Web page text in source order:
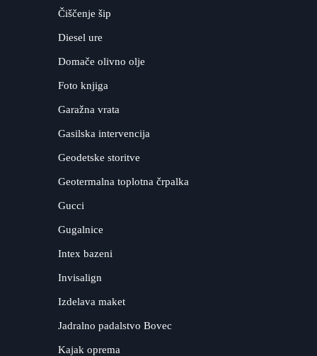
Čiščenje šip
Diesel ure
Domače olivno olje
Foto knjiga
Garažna vrata
Gasilska intervencija
Geodetske storitve
Geotermalna toplotna črpalka
Gucci
Gugalnice
Intex bazeni
Invisalign
Izdelava maket
Jadralno padalstvo Bovec
Kajak oprema